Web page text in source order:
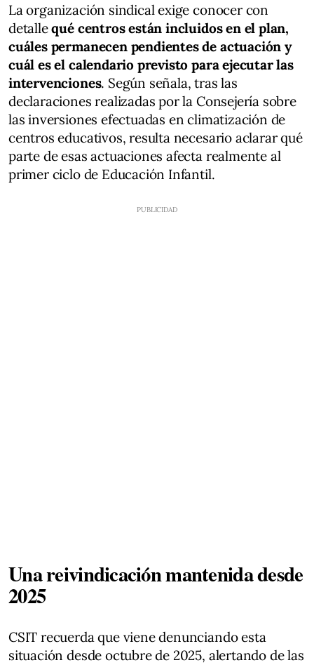
La organización sindical exige conocer con
detallequé centros están incluidos en el plan,
cuáles permanecen pendientes de actuación y
cuál es el calendario previsto para ejecutar las
intervenciones. Según señala, tras las
declaraciones realizadas por la Consejería sobre
las inversiones efectuadas en climatización de
centros educativos, resulta necesario aclarar qué
parte de esas actuaciones afecta realmente al
primer ciclo de Educación Infantil.
Una reivindicación mantenida desde
2025
CSIT recuerda que viene denunciando esta
situación desde octubre de 2025, alertando de las